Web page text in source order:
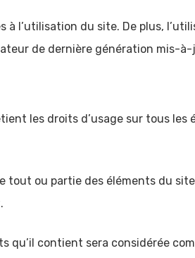
l’utilisation du site. De plus,
de dernière génération mis-
les droits d’usage sur tous les
ou partie des éléments du
qu’il contient sera considérée